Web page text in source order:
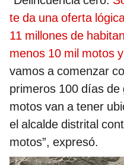
te da una oferta
11 millones de
menos 10 mil motos
vamos a comenzar
primeros 100 días
motos van a tener
el alcalde distrital
motos”, expresó.